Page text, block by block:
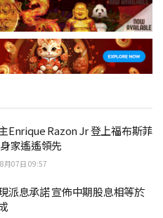
Enrique Razon Jr 登上福布斯菲
家遙遙領先
月07日 09:57
派息承諾 宣佈中期股息相等於